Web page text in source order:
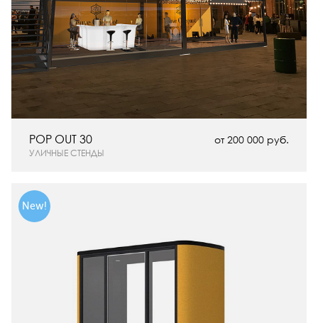
от 200 000 руб.
УЛИЧНЫЕ СТЕНДЫ
POP OUT 30
New!